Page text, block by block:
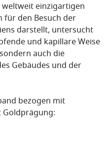
einzigartigen
für den Besuch der
darstellt, untersucht
und kapillare Weise
auch die
Gebäudes und der
bezogen mit
Goldprägung: